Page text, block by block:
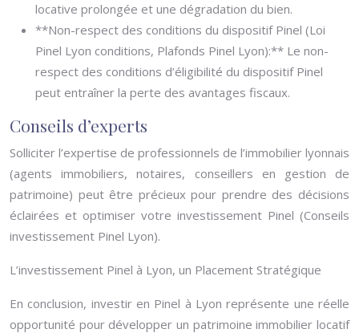
locative prolongée et une dégradation du bien.
**Non-respect des conditions du dispositif Pinel (Loi
Pinel Lyon conditions, Plafonds Pinel Lyon):** Le non-
respect des conditions d’éligibilité du dispositif Pinel
peut entraîner la perte des avantages fiscaux.
Conseils d’experts
Solliciter l’expertise de professionnels de l’immobilier lyonnais
(agents immobiliers, notaires, conseillers en gestion de
patrimoine) peut être précieux pour prendre des décisions
éclairées et optimiser votre investissement Pinel (Conseils
investissement Pinel Lyon).
L’investissement Pinel à Lyon, un Placement Stratégique
En conclusion, investir en Pinel à Lyon représente une réelle
opportunité pour développer un patrimoine immobilier locatif